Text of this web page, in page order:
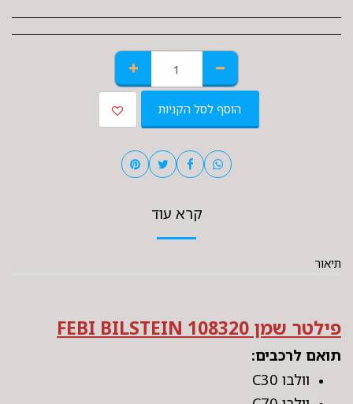
הוסף לסל הקניות
קרא עוד
תיאור
פילטר שמן FEBI BILSTEIN 108320
תואם לרכבים:
וולבו C30